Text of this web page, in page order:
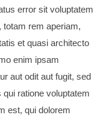
error sit voluptatem
totam rem aperiam,
et quasi architecto
enim ipsam
aut odit aut fugit, sed
ratione voluptatem
est, qui dolorem